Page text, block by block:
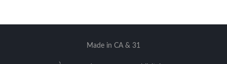
Made in CA & 31